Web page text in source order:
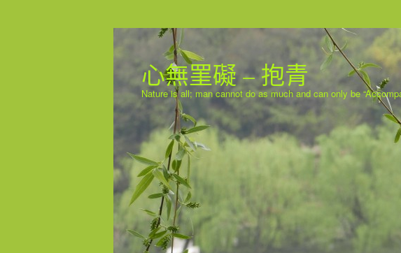
心無罣礙 – 抱青
Nature is all; man cannot do as much and can only be